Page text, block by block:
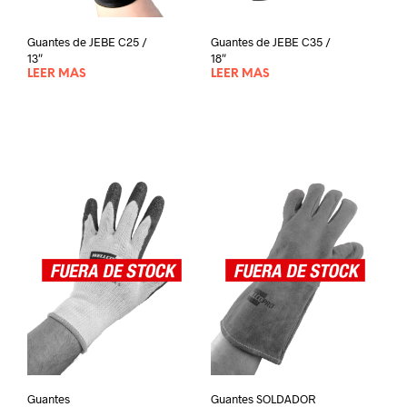
Guantes de JEBE C25 /
13″
LEER MÁS
Guantes de JEBE C35 /
18″
LEER MÁS
Guantes Guantes SOLDADOR